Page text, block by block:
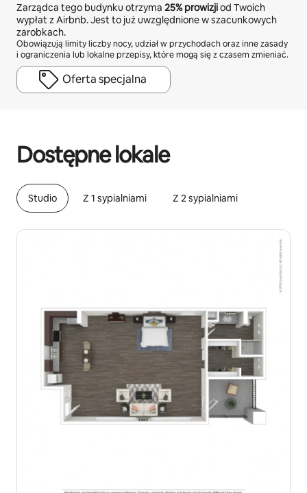
Zarządca tego budynku otrzyma 25%prowizjiod Twoich
wypłat z Airbnb. Jest to już uwzględnione w szacunkowych
zarobkach.
Obowiązują limity liczby nocy, udział w przychodach oraz inne zasady
i ograniczenia lub lokalne przepisy, które mogą się z czasem zmieniać.
Oferta specjalna
Dostępne lokale
Studio Z 1 sypialniami Z 2 sypialniami